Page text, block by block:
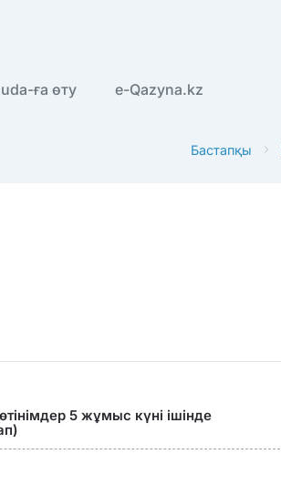
ға өту e-Qazyna.kz
Бастапқы
5 жұмыс күні ішінде